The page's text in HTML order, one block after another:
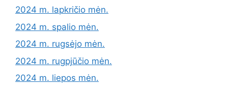
2024 m. lapkričio mėn.
2024 m. spalio mėn.
2024 m. rugsėjo mėn.
2024 m. rugpjūčio mėn.
2024 m. liepos mėn.